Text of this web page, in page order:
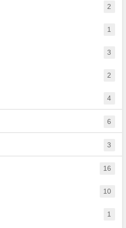
2
1
3
2
4
6
3
16
10
1